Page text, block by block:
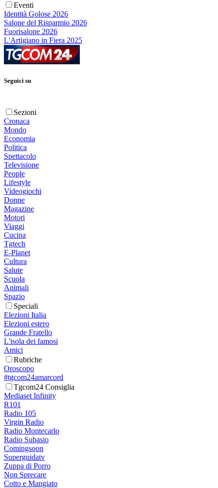
Eventi
Identità Golose 2026
Salone del Risparmio 2026
Fuorisalone 2026
L'Artigiano in Fiera 2025
Seguici su
Sezioni
Cronaca
Mondo
Economia
Politica
Spettacolo
Televisione
People
Lifestyle
Videogiochi
Donne
Magazine
Motori
Viaggi
Cucina
Tgtech
E-Planet
Cultura
Salute
Scuola
Animali
Spazio
Speciali
Elezioni Italia
Elezioni estero
Grande Fratello
L'isola dei famosi
Amici
Rubriche
Oroscopo
#tgcom24amarcord
Tgcom24 Consiglia
Mediaset Infinity
R101
Radio 105
Virgin Radio
Radio Montecarlo
Radio Subasio
Comingsoon
Superguidatv
Zuppa di Porro
Non Sprecare
Cotto e Mangiato